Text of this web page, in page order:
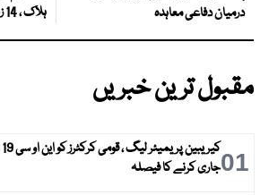
درمیان دفاعی معاہدہ
ہلاک ، 14 زخمی
مقبول ترین خبریں
01جاری کرنے کا فیصلہ